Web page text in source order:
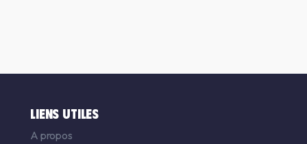
LIENS UTILES
A propos